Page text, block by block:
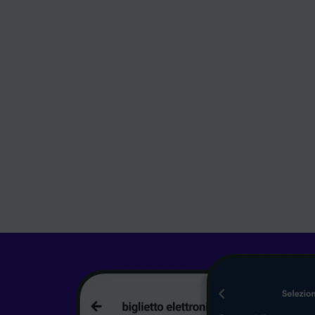
Noi e